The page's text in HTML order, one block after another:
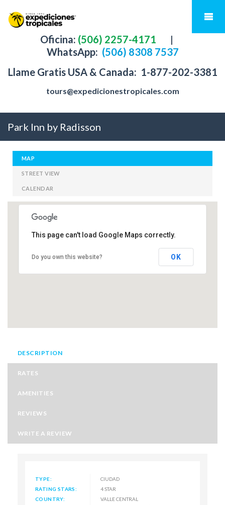
Oficina: (506) 2257-4171
|
WhatsApp: (506) 8308 7537
Llame Gratis USA & Canada: 1-877-202-3381
tours@expedicionestropicales.com
Park Inn by Radisson
MAP
STREET VIEW
CALENDAR
This page can't load Google Maps correctly.
Do you own this website? OK
DESCRIPTION
RATES
AMENITIES
REVIEWS
WRITE A REVIEW
TYPE:
CIUDAD
RATING STARS:
4 STAR
COUNTRY:
VALLE CENTRAL